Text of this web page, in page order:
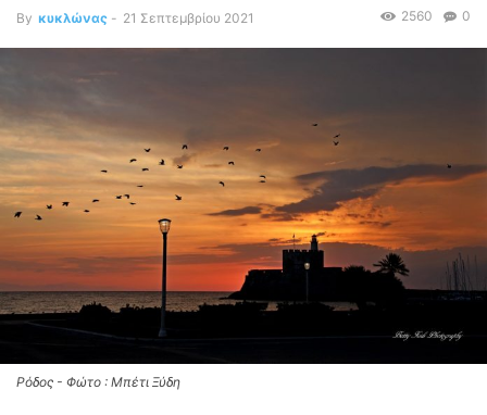
By κυκλώνας - 21 Σεπτεμβρίου 2021 0
2560
Ρόδος - Φώτο : Μπέτι Ξύδη